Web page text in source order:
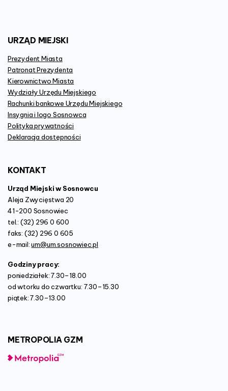
URZĄD MIEJSKI
Prezydent Miasta
Patronat Prezydenta
Kierownictwo Miasta
Wydziały Urzędu Miejskiego
Rachunki bankowe Urzędu Miejskiego
Insygnia i logo Sosnowca
Polityka prywatności
Deklaracja dostępności
KONTAKT
Urząd Miejski w Sosnowcu
Aleja Zwycięstwa 20
41-200 Sosnowiec
tel.: (32) 296 0 600
faks: (32) 296 0 605
e-mail:um@um.sosnowiec.pl
Godziny pracy:
poniedziałek: 7.30–18.00
od wtorku do czwartku: 7.30–15.30
piątek: 7.30–13.00
METROPOLIA GZM